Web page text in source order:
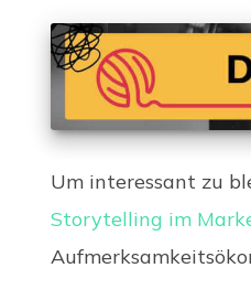
Um interessant zu
Storytelling im